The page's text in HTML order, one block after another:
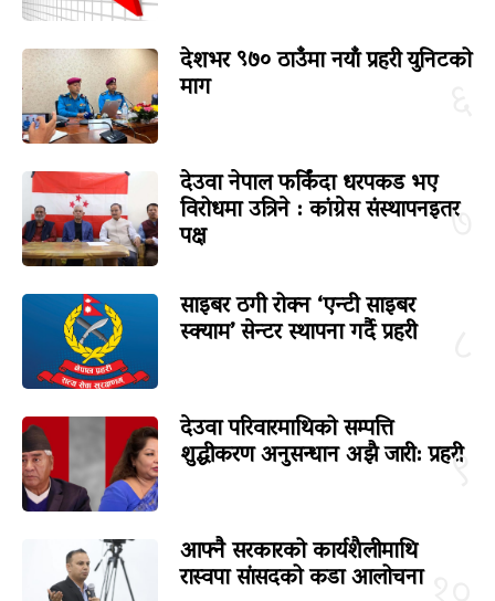
देशभर ९७० ठाउँमा नयाँ प्रहरी युनिटको
माग
७
देउवा नेपाल फर्किंदा धरपकड भए
विरोधमा उत्रिने : कांग्रेस संस्थापनइतर
पक्ष
साइबर ठगी रोक्न ‘एन्टी साइबर
स्क्याम’ सेन्टर स्थापना गर्दै प्रहरी
९
देउवा परिवारमाथिको सम्पत्ति
शुद्धीकरण अनुसन्धान अझै जारी: प्रहरी
आफ्नै सरकारको कार्यशैलीमाथि
रास्वपा सांसदको कडा आलोचना